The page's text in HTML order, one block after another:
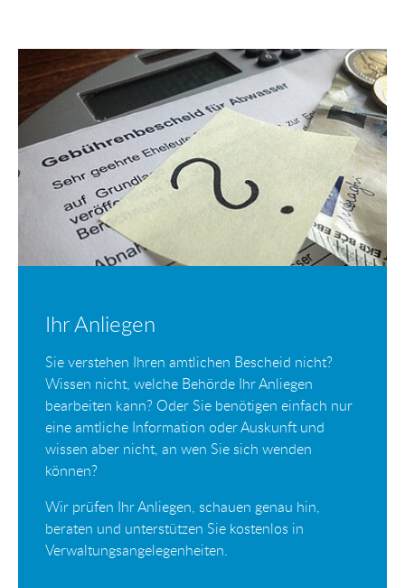
Ihr Anliegen
Sie verstehen Ihren amtlichen Bescheid nicht?
Wissen nicht, welche Behörde Ihr Anliegen
bearbeiten kann? Oder Sie benötigen einfach nur
eine amtliche Information oder Auskunft und
wissen aber nicht, an wen Sie sich wenden
können?
Wir prüfen Ihr Anliegen, schauen genau hin,
beraten und unterstützen Sie kostenlos in
Verwaltungsangelegenheiten.